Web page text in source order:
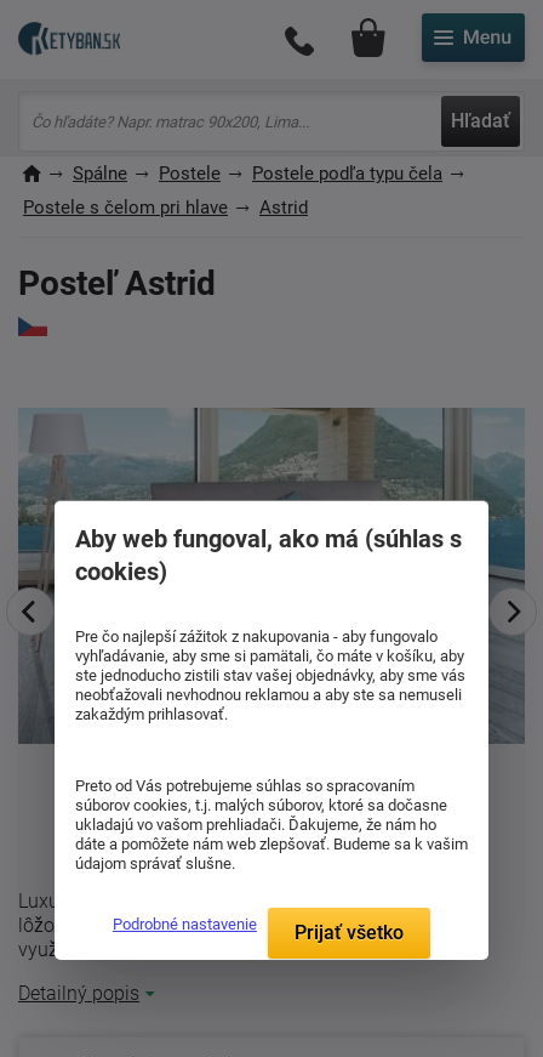
Hľadať
Môj účet
Spálne Postele
Postele podľa typu čela
Postele s čelom pri hlave
Astrid
Posteľ Astrid
Luxusné lôžko Astrid typu Boxspring. Táto konštrukcia
lôžok je veľmi obľúbená v zahraničí. Je tiež hojne
využívaná v luxusných ...
Detailný popis
Aby web fungoval, ako má (súhlas s
cookies)
Pre čo najlepší zážitok z nakupovania - aby fungovalo
vyhľadávanie, aby sme si pamätali, čo máte v košíku, aby
ste jednoducho zistili stav vašej objednávky, aby sme vás
neobťažovali nevhodnou reklamou a aby ste sa nemuseli
zakaždým prihlasovať.
Preto od Vás potrebujeme súhlas so spracovaním
súborov cookies, t.j. malých súborov, ktoré sa dočasne
ukladajú vo vašom prehliadači. Ďakujeme, že nám ho
dáte a pomôžete nám web zlepšovať. Budeme sa k vašim
údajom správať slušne.
Podrobné nastavenie Prijať všetko